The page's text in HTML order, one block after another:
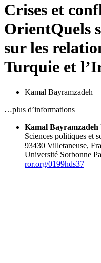
Crises et
OrientQuels
sur les
Turquie et
Kamal Bayramzadeh
…plus d’informations
Kamal Bayramzadeh
Sciences politiques et
93430 Villetaneuse,
Université Sorbonne
ror.org/0199hds37